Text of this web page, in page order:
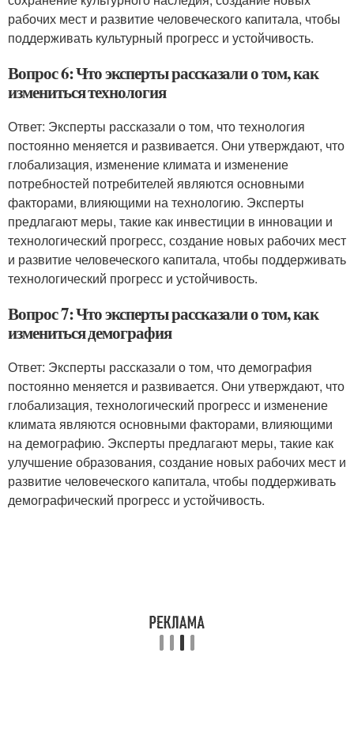
рабочих мест и развитие человеческого капитала, чтобы
поддерживать культурный прогресс и устойчивость.
Вопрос 6: Что эксперты рассказали о том, как
измениться технология
Ответ: Эксперты рассказали о том, что технология
постоянно меняется и развивается. Они утверждают, что
глобализация, изменение климата и изменение
потребностей потребителей являются основными
факторами, влияющими на технологию. Эксперты
предлагают меры, такие как инвестиции в инновации и
технологический прогресс, создание новых рабочих мест
и развитие человеческого капитала, чтобы поддерживать
технологический прогресс и устойчивость.
Вопрос 7: Что эксперты рассказали о том, как
измениться демография
Ответ: Эксперты рассказали о том, что демография
постоянно меняется и развивается. Они утверждают, что
глобализация, технологический прогресс и изменение
климата являются основными факторами, влияющими
на демографию. Эксперты предлагают меры, такие как
улучшение образования, создание новых рабочих мест и
развитие человеческого капитала, чтобы поддерживать
демографический прогресс и устойчивость.